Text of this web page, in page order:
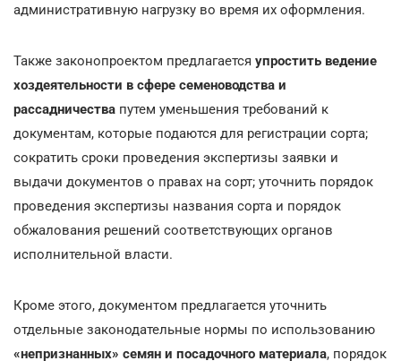
административную нагрузку во время их оформления.
Также законопроектом предлагается упростить ведение
хоздеятельности в сфере семеноводства и
рассадничества путем уменьшения требований к
документам, которые подаются для регистрации сорта;
сократить сроки проведения экспертизы заявки и
выдачи документов о правах на сорт; уточнить порядок
проведения экспертизы названия сорта и порядок
обжалования решений соответствующих органов
исполнительной власти.
Кроме этого, документом предлагается уточнить
отдельные законодательные нормы по использованию
«непризнанных» семян и посадочного материала, порядок